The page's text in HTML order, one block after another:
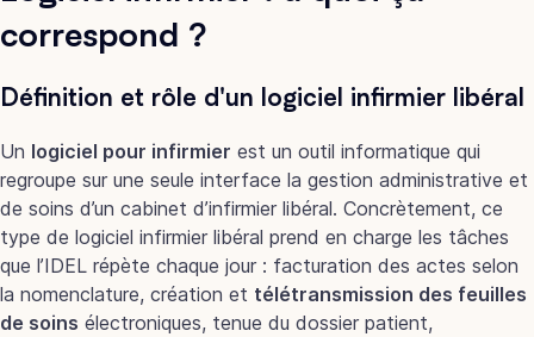
correspond ?
Définition et rôle d'un logiciel infirmier libéral
Un logiciel pour infirmier est un outil informatique qui
regroupe sur une seule interface la gestion administrative et
de soins d’un cabinet d’infirmier libéral. Concrètement, ce
type de logiciel infirmier libéral prend en charge les tâches
que l’IDEL répète chaque jour : facturation des actes selon
la nomenclature, création et télétransmission des feuilles
de soins électroniques, tenue du dossier patient,